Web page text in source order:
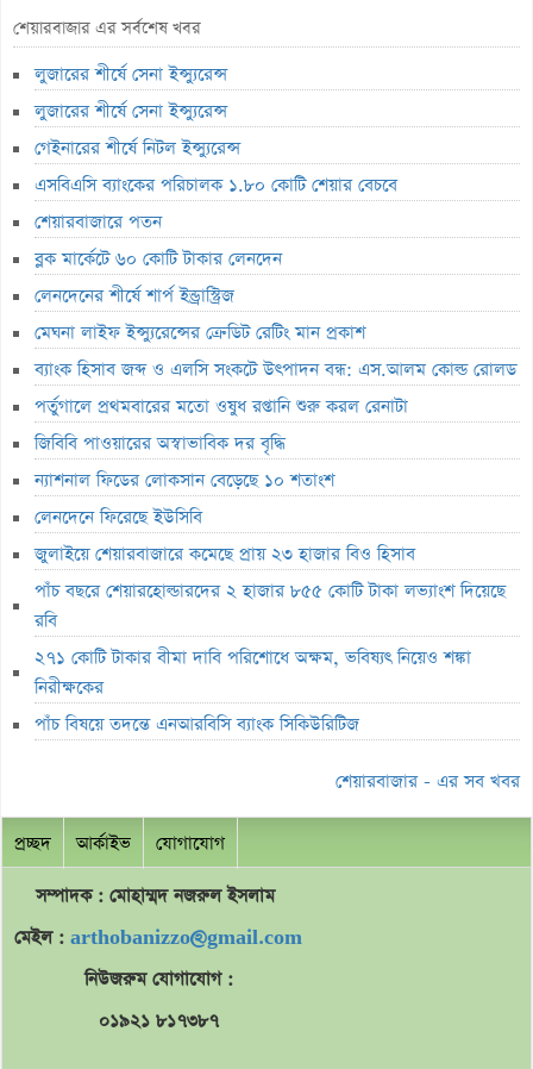
ব্যাংক হিসাব জব্দ ও এলসি সংকটে উৎপাদন বন্ধ: এস.আলম কোল্ড রোলড
পর্তুগালে প্রথমবারের মতো ওষুধ রপ্তানি শুরু করল রেনাটা
জিবিবি পাওয়ারের অস্বাভাবিক দর বৃদ্ধি
ন্যাশনাল ফিডের লোকসান বেড়েছে ১০ শতাংশ
লেনদেনে ফিরেছে ইউসিবি
জুলাইয়ে শেয়ারবাজারে কমেছে প্রায় ২৩ হাজার বিও হিসাব
মাধুরীর কোটি টাকার সম্পত্তি বিক্রি
পাঁচ বছরে শেয়ারহোল্ডারদের ২ হাজার ৮৫৫ কোটি টাকা লভ্যাংশ দিয়েছে রবি
২৭১ কোটি টাকার বীমা দাবি পরিশোধে অক্ষম, ভবিষ্যৎ নিয়েও শঙ্কা
নিরীক্ষকের
পাঁচ বিষয়ে তদন্তে এনআরবিসি ব্যাংক সিকিউরিটিজ
লাইফ ফান্ড থেকে ২,৩৬৭ কোটি টাকা লোপাট, দেউলিয়ার দ্বারপ্রান্তে ফারইস্ট
ইসলামী লাইফ
ভেঞ্চার ক্যাপিটাল ফান্ডে একাধিক অনিয়ম, এক্স অ্যাঞ্জেলের কাছে বিএসইসির
ব্যাখ্যা তলব
বুধবার শেয়ারবাজার বন্ধ
১৪ কার্যদিবসে সোনারগাঁও টেক্সটাইলের শেয়ারদর ৩২% বৃদ্ধি
‘রাজনৈতিক ক্ষমতা দেখিয়ে আমার কাজ কেড়ে নিয়েছিল বান্ধবী’
মূল্যসূচক বাড়লেও লেনদেনে পতন
ব্লক মার্কেটে ৩৬ কোটি টাকার লেনদেন
বৃহস্পতিবার পদ্মা ইসলামী লাইফ ইন্স্যুরেন্সের লেনদেন বন্ধ
বৃহস্পতিবার লেনদেনে ফিরবে ইউসিবি
লেনদেনের শীর্ষে একমি পেস্টিসাইডস
শেয়ারবাজার এর সর্বশেষ খবর
লুজারের শীর্ষে সেনা ইন্স্যুরেন্স
লুজারের শীর্ষে সেনা ইন্স্যুরেন্স
গেইনারের শীর্ষে নিটল ইন্স্যুরেন্স
এসবিএসি ব্যাংকের পরিচালক ১.৮০ কোটি শেয়ার বেচবে
শেয়ারবাজারে পতন
ব্লক মার্কেটে ৬০ কোটি টাকার লেনদেন
লেনদেনের শীর্ষে শার্প ইন্ড্রাস্ট্রিজ
মেঘনা লাইফ ইন্স্যুরেন্সের ক্রেডিট রেটিং মান প্রকাশ
ব্যাংক হিসাব জব্দ ও এলসি সংকটে উৎপাদন বন্ধ: এস.আলম কোল্ড রোলড
পর্তুগালে প্রথমবারের মতো ওষুধ রপ্তানি শুরু করল রেনাটা
জিবিবি পাওয়ারের অস্বাভাবিক দর বৃদ্ধি
ন্যাশনাল ফিডের লোকসান বেড়েছে ১০ শতাংশ
লেনদেনে ফিরেছে ইউসিবি
জুলাইয়ে শেয়ারবাজারে কমেছে প্রায় ২৩ হাজার বিও হিসাব
পাঁচ বছরে শেয়ারহোল্ডারদের ২ হাজার ৮৫৫ কোটি টাকা লভ্যাংশ দিয়েছে
রবি
২৭১ কোটি টাকার বীমা দাবি পরিশোধে অক্ষম, ভবিষ্যৎ নিয়েও শঙ্কা
নিরীক্ষকের
পাঁচ বিষয়ে তদন্তে এনআরবিসি ব্যাংক সিকিউরিটিজ
শেয়ারবাজার - এর সব খবর
প্রচ্ছদ আর্কাইভ যোগাযোগ
সম্পাদক : মোহাম্মদনজরুলইসলাম
মেইল : arthobanizzo@gmail.com
নিউজরুম যোগাযোগ :
০১৯২১ ৮১৭৩৮৭